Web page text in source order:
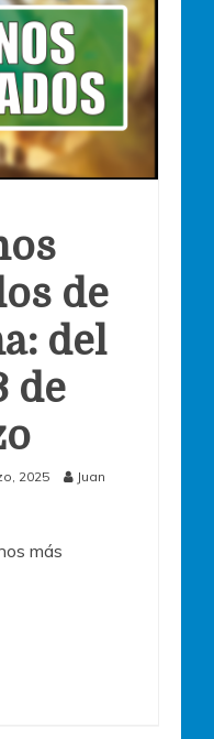
de
del
de
2025
Juan
más